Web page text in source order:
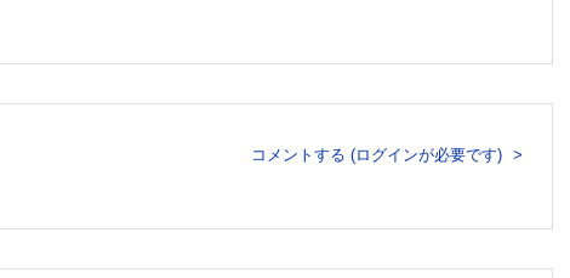
コメントする (ログインが必要です)